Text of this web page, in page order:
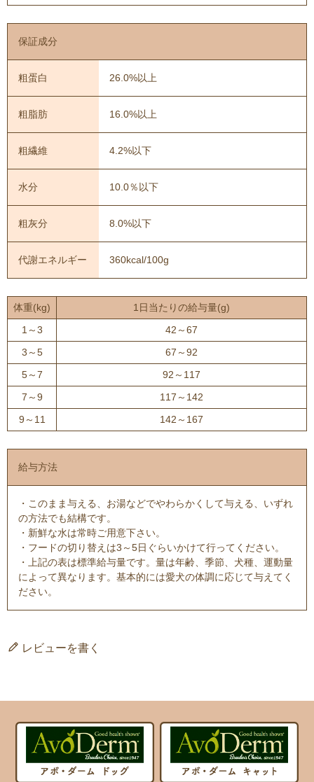
保証成分
粗蛋白 26.0%以上
粗脂肪 16.0%以上
粗繊維 4.2%以下
水分 10.0％以下
粗灰分 8.0%以下
代謝エネルギー 360kcal/100g
体重(kg)
1日当たりの給与量(g)
1～3
42～67
3～5
67～92
5～7
92～117
7～9
117～142
9～11
142～167
給与方法
・このまま与える、お湯などでやわらかくして与える、いずれ
の方法でも結構です。
・新鮮な水は常時ご用意下さい。
・フードの切り替えは3～5日ぐらいかけて行ってください。
・上記の表は標準給与量です。量は年齢、季節、犬種、運動量
によって異なります。基本的には愛犬の体調に応じて与えてく
ださい。
レビューを書く